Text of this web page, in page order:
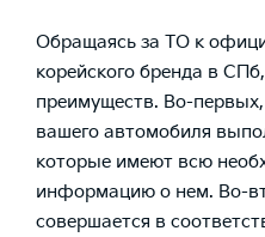
Обращаясь за ТО к
корейского бренда в
преимуществ. Во-
вашего автомобиля
которые имеют всю
информацию о нем. Во-
совершается в